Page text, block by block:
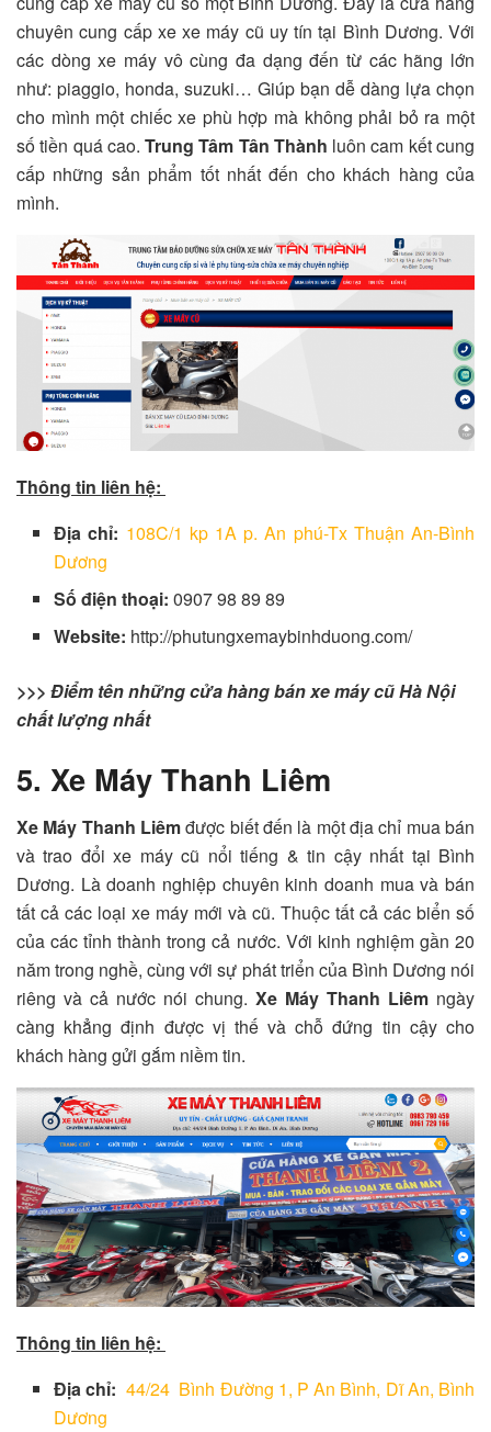
chuyên cung cấp xe xe máy cũ uy tín tại Bình Dương. Với
các dòng xe máy vô cùng đa dạng đến từ các hãng lớn
như: piaggio, honda, suzuki… Giúp bạn dễ dàng lựa chọn
cho mình một chiếc xe phù hợp mà không phải bỏ ra một
số tiền quá cao.Trung Tâm Tân Thành luôn cam kết cung
cấp những sản phẩm tốt nhất đến cho khách hàng của
mình.
Thông tin liên hệ:
Địa chỉ: 108C/1 kp 1A p. An phú-Tx Thuận An-Bình
Dương
Số điện thoại: 0907 98 89 89
Website: http://phutungxemaybinhduong.com/
>>> Điểm tên những cửa hàng bán xe máy cũ Hà Nội
chất lượng nhất
5. Xe Máy Thanh Liêm
Xe Máy Thanh Liêmđược biết đến là một địa chỉ mua bán
và trao đổi xe máy cũ nổi tiếng & tin cậy nhất tại Bình
Dương. Là doanh nghiệp chuyên kinh doanh mua và bán
tất cả các loại xe máy mới và cũ. Thuộc tất cả các biển số
của các tỉnh thành trong cả nước. Với kinh nghiệm gần 20
năm trong nghề, cùng với sự phát triển của Bình Dương nói
riêng và cả nước nói chung. Xe Máy Thanh Liêm ngày
càng khẳng định được vị thế và chỗ đứng tin cậy cho
khách hàng gửi gắm niềm tin.
Thông tin liên hệ:
Địa chỉ: 44/24 Bình Đường 1, P An Bình, Dĩ An, Bình
Dương